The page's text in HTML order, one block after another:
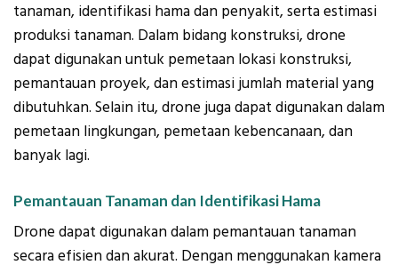
tanaman, identifikasi hama dan penyakit, serta estimasi
produksi tanaman. Dalam bidang konstruksi, drone
dapat digunakan untuk pemetaan lokasi konstruksi,
pemantauan proyek, dan estimasi jumlah material yang
dibutuhkan. Selain itu, drone juga dapat digunakan dalam
pemetaan lingkungan, pemetaan kebencanaan, dan
banyak lagi.
Pemantauan Tanaman dan Identifikasi Hama
Drone dapat digunakan dalam pemantauan tanaman
secara efisien dan akurat. Dengan menggunakan kamera